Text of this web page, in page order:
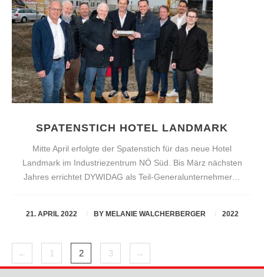
SPATENSTICH HOTEL LANDMARK
Mitte April erfolgte der Spatenstich für das neue Hotel
Landmark im Industriezentrum NÖ Süd. Bis März nächsten
Jahres errichtet DYWIDAG als Teil-Generalunternehmer…
21. APRIL 2022 BYMELANIE WALCHERBERGER 2022
← 1 2 3 →